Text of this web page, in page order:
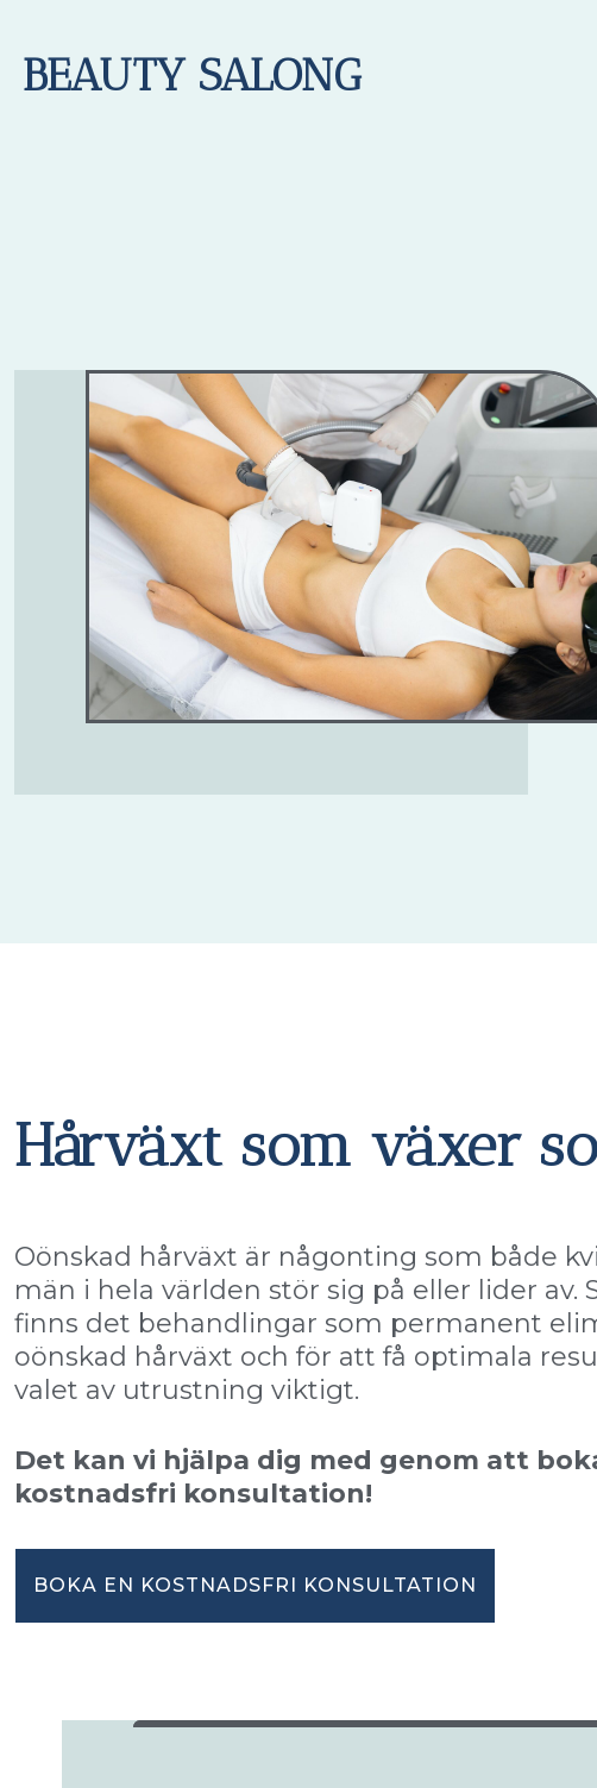
BEAUTY SALONG
Hårväxt som växer
Oönskad hårväxt är någonting som både
män i hela världen stör sig på eller lider av.
finns det behandlingar som permanent
oönskad hårväxt och för att få optimala
valet av utrustning viktigt.
Det kan vi hjälpa dig med genom att
kostnadsfri konsultation!
BOKA EN KOSTNADSFRI KONSULTATION